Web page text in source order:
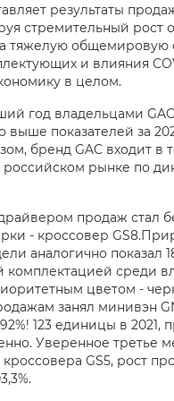
результаты
стремительный рост
тяжелую общемировую
и влияния
в целом.
год владельцами
выше показателей за
бренд GAC входит в
российском рынке по
продаж стал
- кроссовер
аналогично показал
комплектацией среди
цветом -
занял минивэн
123 единицы в 2021,
Уверенное третье
кроссовера GS5, рост